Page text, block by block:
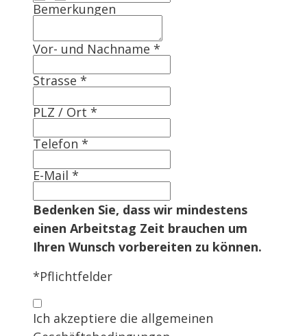
Bemerkungen
Vor- und Nachname *
Strasse *
PLZ / Ort *
Telefon *
E-Mail *
Bedenken Sie, dass wir mindestens
einen Arbeitstag Zeit brauchen um
Ihren Wunsch vorbereiten zu können.
*Pflichtfelder
Ich akzeptiere die allgemeinen